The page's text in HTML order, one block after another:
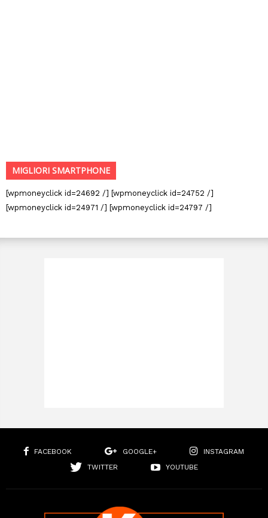
MIGLIORI SMARTPHONE
[wpmoneyclick id=24692 /] [wpmoneyclick id=24752 /]
[wpmoneyclick id=24971 /] [wpmoneyclick id=24797 /]
FACEBOOK GOOGLE+
INSTAGRAM
TWITTER
YOUTUBE